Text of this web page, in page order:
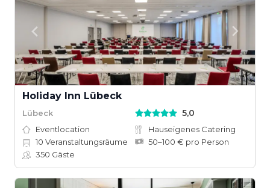
Holiday Inn Lübeck
Lübeck 5,0
Eventlocation
Hauseigenes Catering
10 Veranstaltungsräume
50–100 € pro Person
350 Gäste